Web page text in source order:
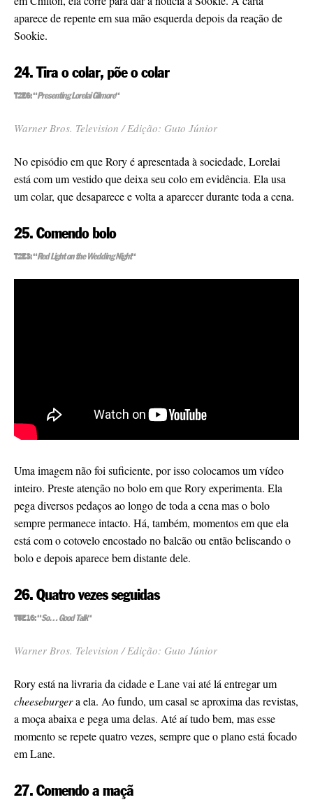
aparece de repente em sua mão esquerda depois da reação de
Sookie.
24. Tira o colar, põe o colar
T2E6: “Presenting Lorelai Gilmore“
Warner Bros. Television / Edição: Guto Júnior
No episódio em que Rory é apresentada à sociedade, Lorelai
está com um vestido que deixa seu colo em evidência. Ela usa
um colar, que desaparece e volta a aparecer durante toda a cena.
25. Comendo bolo
T2E3: “Red Light on the Wedding Night“
Uma imagem não foi suficiente, por isso colocamos um vídeo
inteiro. Preste atenção no bolo em que Rory experimenta. Ela
pega diversos pedaços ao longo de toda a cena mas o bolo
sempre permanece intacto. Há, também, momentos em que ela
está com o cotovelo encostado no balcão ou então beliscando o
bolo e depois aparece bem distante dele.
26. Quatro vezes seguidas
T5E16: “So… Good Talk“
Warner Bros. Television / Edição: Guto Júnior
Rory está na livraria da cidade e Lane vai até lá entregar um
cheeseburgera ela. Ao fundo, um casal se aproxima das revistas,
a moça abaixa e pega uma delas. Até aí tudo bem, mas esse
momento se repete quatro vezes, sempre que o plano está focado
em Lane.
27. Comendo a maçã